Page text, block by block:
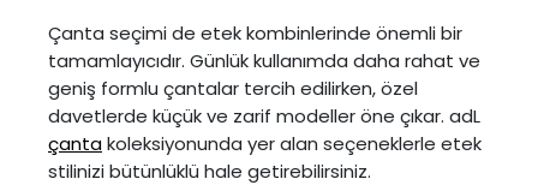
Çanta seçimi de etek kombinlerinde önemli bir
tamamlayıcıdır. Günlük kullanımda daha rahat ve
geniş formlu çantalar tercih edilirken, özel
davetlerde küçük ve zarif modeller öne çıkar. adL
çantakoleksiyonunda yer alan seçeneklerle etek
stilinizi bütünlüklü hale getirebilirsiniz.